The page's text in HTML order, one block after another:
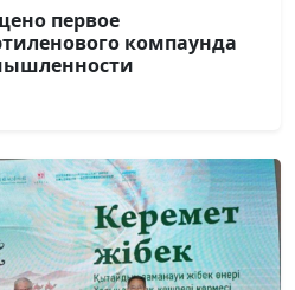
первое
компаунда